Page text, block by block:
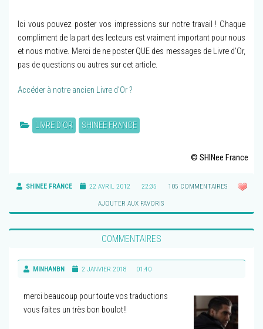
Ici vous pouvez poster vos impressions sur notre travail ! Chaque
compliment de la part des lecteurs est vraiment important pour nous
et nous motive. Merci de ne poster QUE des messages de Livre d’Or,
pas de questions ou autres sur cet article.
Accéder à notre ancien Livre d’Or ?
LIVRE D'OR SHINEE FRANCE
© SHINee France
SHINEE FRANCE 22 AVRIL 2012 22:35 105 COMMENTAIRES
AJOUTER AUX FAVORIS
COMMENTAIRES
MINHANBN 2 JANVIER 2018 01:40
merci beaucoup pour toute vos traductions
vous faites un très bon boulot!!